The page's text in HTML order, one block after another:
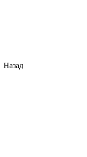
Назад